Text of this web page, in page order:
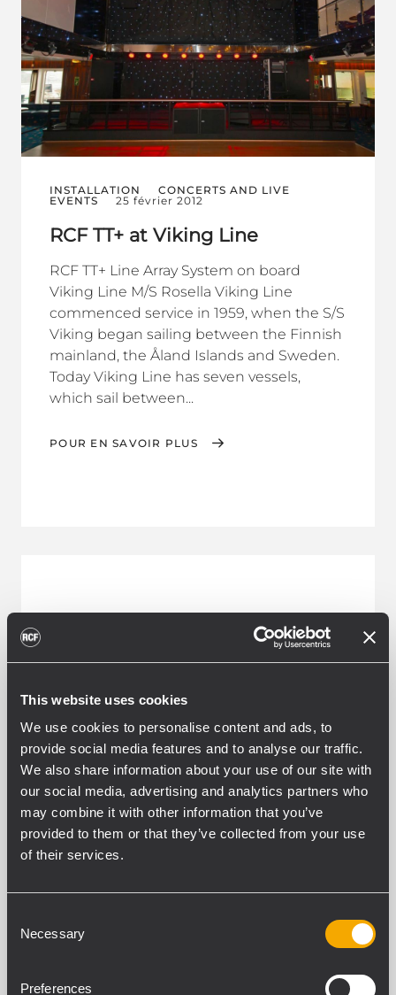
This website uses cookies
We use cookies to personalise content and ads, to
provide social media features and to analyse our traffic.
We also share information about your use of our site with
our social media, advertising and analytics partners who
may combine it with other information that you’ve
provided to them or that they’ve collected from your use
of their services.
Selection
Necessary
Preferences
INSTALLATION
CONCERTS AND LIVE
EVENTS
25 février 2012
RCF TT+ at Viking Line
RCF TT+ Line Array System on board
Viking Line M/S Rosella Viking Line
commenced service in 1959, when the S/S
Viking began sailing between the Finnish
mainland, the Åland Islands and Sweden.
Today Viking Line has seven vessels,
which sail between...
POUR EN SAVOIR PLUS
INSTALLATION
THEATERS, CONCERT HALLS
AND AUDITORIUMS
17 février 2012
RCF TT+ Series Line Arrays
Philip Glass Ensemble. The Philip Glass
Philharmonic orchestra and the Collegiate